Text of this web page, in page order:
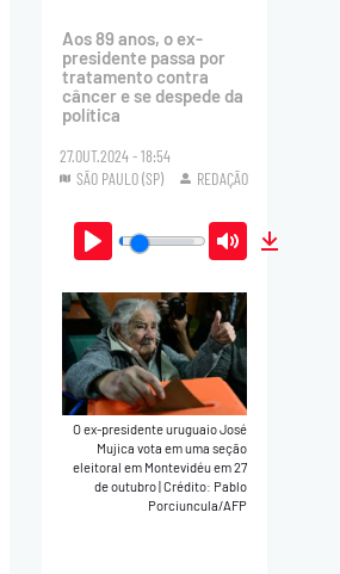
Aos 89 anos, o ex-
presidente passa por
tratamento contra
câncer e se despede da
política
27.OUT.2024 - 18:54
SÃO PAULO (SP)
REDAÇÃO
Play Mute
O ex-presidente uruguaio José
Mujica vota em uma seção
eleitoral em Montevidéu em 27
de outubro Crédito: Pablo
Porciuncula/AFP